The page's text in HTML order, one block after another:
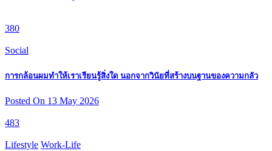
380
Social
การกล้อนผมทำให้เราเรียนรู้สิ่งใด นอกจากวินัยที่สร้างบนฐานของความกลัว
Posted On 13 May 2026
483
Lifestyle Work-Life